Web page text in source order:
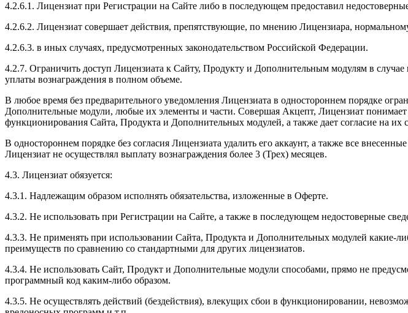
4.2.6.1. Лицензиат при Регистрации на Сайте либо в последующем предоставил
4.2.6.2. Лицензиат совершает действия, препятствующие, по мнению Лицензиара,
4.2.6.3. в иных случаях, предусмотренных законодательством Российской Федерации.
4.2.7. Ограничить доступ Лицензиата к Сайту, Продукту и Дополнительным модулям в
уплаты вознаграждения в полном объеме.
В любое время без предварительного уведомления Лицензиата в одностороннем порядке
Дополнительные модули, любые их элементы и части. Совершая Акцепт, Лицензиат понимает
функционирования Сайта, Продукта и Дополнительных модулей, а также дает согласие на
В одностороннем порядке без согласия Лицензиата удалить его аккаунт, а также все
Лицензиат не осуществлял выплату вознаграждения более 3 (Трех) месяцев.
4.3. Лицензиат обязуется:
4.3.1. Надлежащим образом исполнять обязательства, изложенные в Оферте.
4.3.2. Не использовать при Регистрации на Сайте, а также в последующем недостоверные
4.3.3. Не применять при использовании Сайта, Продукта и Дополнительных модулей
преимуществ по сравнению со стандартными для других лицензиатов.
4.3.4. Не использовать Сайт, Продукт и Дополнительные модули способами, прямо не
программный код каким-либо образом.
4.3.5. Не осуществлять действий (бездействия), влекущих сбои в функционировании,